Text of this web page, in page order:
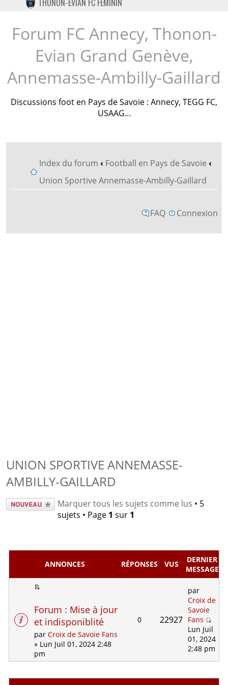
TWITTER
INSTAGRAM
THONON-EVIAN FC FÉMININ
Forum FC Annecy, Thonon-
Evian Grand Genève,
Annemasse-Ambilly-Gaillard
Discussions foot en Pays de Savoie : Annecy, TEGG FC,
USAAG...
Index du forum ‹ Football en Pays de Savoie ‹
Union Sportive Annemasse-Ambilly-Gaillard
FAQ Connexion
UNION SPORTIVE ANNEMASSE-
AMBILLY-GAILLARD
Écrire un
Marquer tous les sujets comme lus • 5
sujets • Page 1 sur 1
ANNONCES RÉPONSES VUS
DERNIER
MESSAGE
Forum : Mise à jour
et indisponiblité
parCroix de Savoie Fans
» Lun Juil 01, 2024 2:48
pm
0 22927
par
Croix de
Savoie
Fans
Lun Juil
01, 2024
2:48 pm